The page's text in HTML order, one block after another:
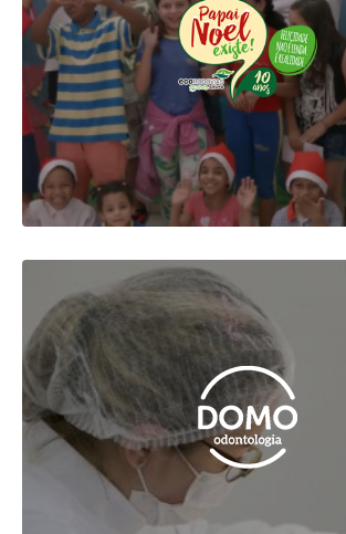
Front-End Development
Site Responsivo
UX Strategy
VER MAIS
DOMO CLÍNICA
Front-End Development
Site Responsivo
UX Strategy